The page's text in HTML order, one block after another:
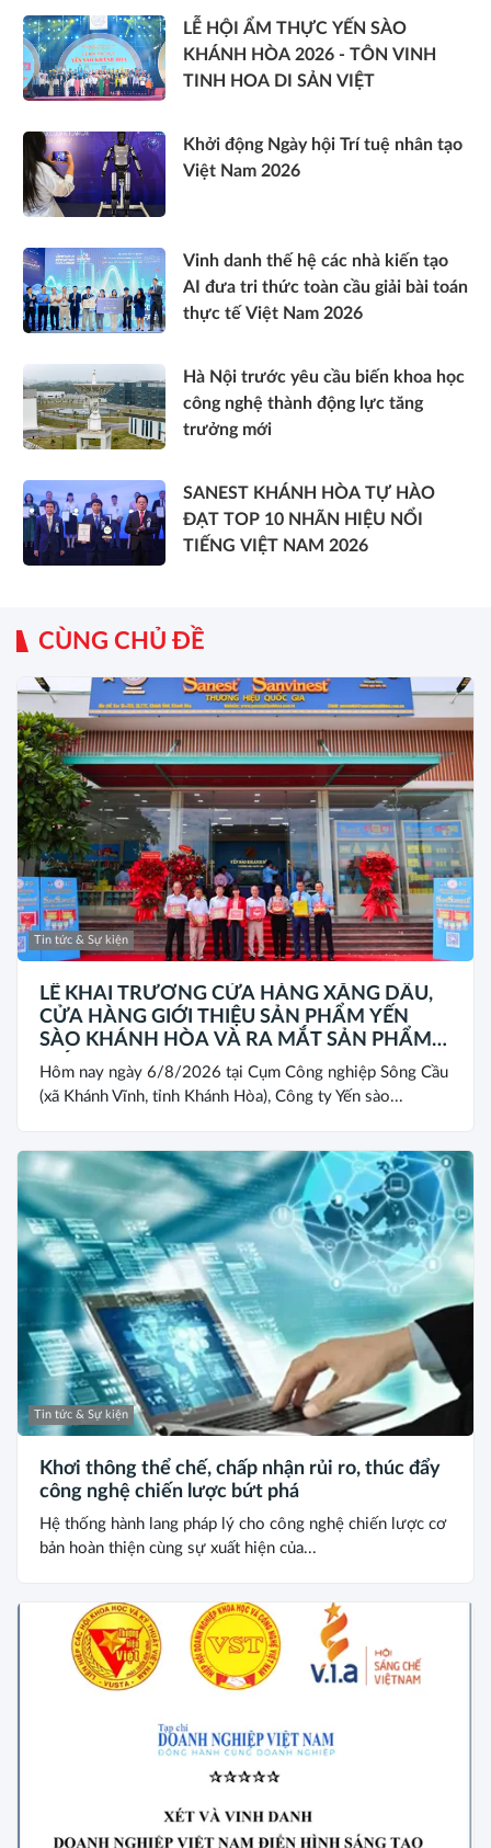
LỄ HỘI ẨM THỰC YẾN SÀO
KHÁNH HÒA 2026 - TÔN VINH
TINH HOA DI SẢN VIỆT
Khởi động Ngày hội Trí tuệ nhân tạo
Việt Nam 2026
Vinh danh thế hệ các nhà kiến tạo
AI đưa tri thức toàn cầu giải bài toán
thực tế Việt Nam 2026
Hà Nội trước yêu cầu biến khoa học
công nghệ thành động lực tăng
trưởng mới
SANEST KHÁNH HÒA TỰ HÀO
ĐẠT TOP 10 NHÃN HIỆU NỔI
TIẾNG VIỆT NAM 2026
CÙNG CHỦ ĐỀ
Tin tức & Sự kiện
LỄ KHAI TRƯƠNG CỬA HÀNG XĂNG DẦU,
CỬA HÀNG GIỚI THIỆU SẢN PHẨM YẾN
SÀO KHÁNH HÒA VÀ RA MẮT SẢN PHẨM
MỚI SANEST/SANVINEST SVN79
Hôm nay ngày 6/8/2026 tại Cụm Công nghiệp Sông Cầu
(xã Khánh Vĩnh, tỉnh Khánh Hòa), Công ty Yến sào...
Tin tức & Sự kiện
Khơi thông thể chế, chấp nhận rủi ro, thúc đẩy
công nghệ chiến lược bứt phá
Hệ thống hành lang pháp lý cho công nghệ chiến lược cơ
bản hoàn thiện cùng sự xuất hiện của...